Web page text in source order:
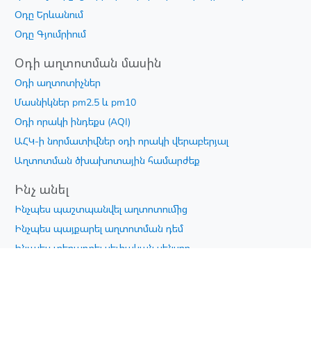
Օդը Երևանում
Օդը Գյումրիում
Օդի աղտոտման մասին
Օդի աղտոտիչներ
Մասնիկներ pm2.5 և pm10
Օդի որակի ինդեքս (AQI)
ԱՀԿ-ի նորմատիվներ օդի որակի վերաբերյալ
Աղտոտման ծխախոտային համարժեք
Ինչ անել
Ինչպես պաշտպանվել աղտոտումից
Ինչպես պայքարել աղտոտման դեմ
Ինչպես տեղադրել սեփական սենսոր